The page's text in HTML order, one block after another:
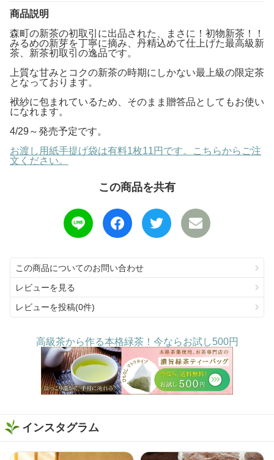
商品説明
森町の新茶の初取引に出品された、まさに！初物新茶！！
みるめの新芽を丁寧に摘み、丹精込めて仕上げた最高級新
茶、新茶初取引の逸品です。
上質な甘みとコクの新茶の時期にしかない最上級の限定茶
となっております。
袱紗に包まれているため、そのまま贈答品としてもお使い
になれます。
4/29～発売予定です。
お渡し用紙手提げ袋は有料1枚11円です。こちらからご注
文ください。
この商品を共有
この商品についてのお問い合わせ
レビューを見る
レビューを投稿(0件)
高級茶から作る本格緑茶！今ならお試し500円
インスタグラム